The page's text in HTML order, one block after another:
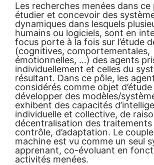
Les recherches menées dans ce
étudier et concevoir des
dynamiques dans lesquels
humains ou logiciels, sont en
focus porte à la fois sur l’étude
(cognitives, comportementales,
émotionnelles, …) des agents
individuellement et celles du
résultant. Dans ce pôle, les
considérés comme objet
développer des modèles/
exhibent des capacités
individuelle et collective, de
décentralisation des traitements
contrôle, d’adaptation. Le
machine est vu comme un seul
apprenant, co-évoluant en
activités menées.